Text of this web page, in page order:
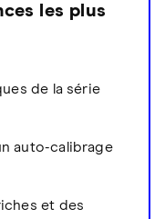
les plus
de la série
auto-calibrage
et des